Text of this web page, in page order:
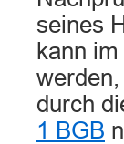
seines
kann
durch
1 BGB